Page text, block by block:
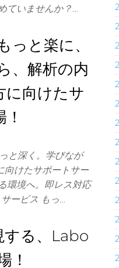
ていませんか？…
っと楽に、
、解析の内
に向けたサ
と深く。学びなが
向けたサポートサー
環境へ。即レス対応
ービス もっ…
する、Labo
！